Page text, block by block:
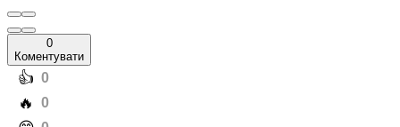
0
Коментувати
️👍 0
️🔥 0